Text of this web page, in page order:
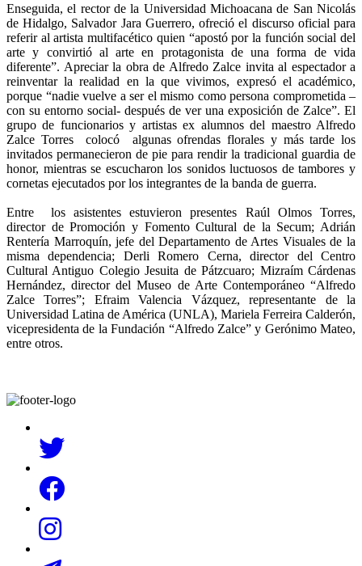
Enseguida, el rector de la Universidad Michoacana de San Nicolás
de Hidalgo, Salvador Jara Guerrero, ofreció el discurso oficial para
referir al artista multifacético quien “apostó por la función social del
arte y convirtió al arte en protagonista de una forma de vida
diferente”. Apreciar la obra de Alfredo Zalce invita al espectador a
reinventar la realidad en la que vivimos, expresó el académico,
porque “nadie vuelve a ser el mismo como persona comprometida –
con su entorno social- después de ver una exposición de Zalce”. El
grupo de funcionarios y artistas ex alumnos del maestro Alfredo
Zalce Torres colocó algunas ofrendas florales y más tarde los
invitados permanecieron de pie para rendir la tradicional guardia de
honor, mientras se escucharon los sonidos luctuosos de tambores y
cornetas ejecutados por los integrantes de la banda de guerra.
Entre los asistentes estuvieron presentes Raúl Olmos Torres,
director de Promoción y Fomento Cultural de la Secum; Adrián
Rentería Marroquín, jefe del Departamento de Artes Visuales de la
misma dependencia; Derli Romero Cerna, director del Centro
Cultural Antiguo Colegio Jesuita de Pátzcuaro; Mizraím Cárdenas
Hernández, director del Museo de Arte Contemporáneo “Alfredo
Zalce Torres”; Efraim Valencia Vázquez, representante de la
Universidad Latina de América (UNLA), Mariela Ferreira Calderón,
vicepresidenta de la Fundación “Alfredo Zalce” y Gerónimo Mateo,
entre otros.